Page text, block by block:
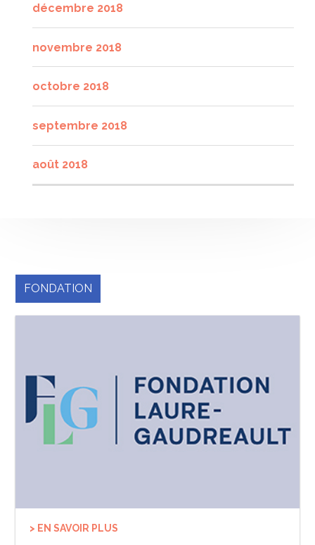
décembre 2018
novembre 2018
octobre 2018
septembre 2018
août 2018
FONDATION
> EN SAVOIR PLUS